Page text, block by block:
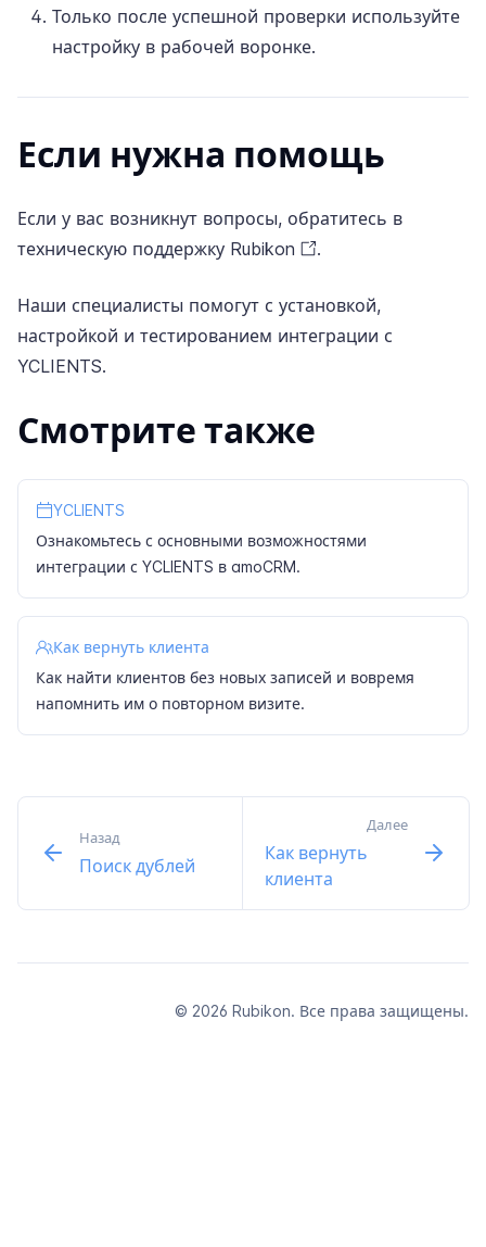
Только после успешной проверки используйте
настройку в рабочей воронке.
Если нужна помощь
Если у вас возникнут вопросы, обратитесь в
техническую поддержку Rubikon
.
Наши специалисты помогут с установкой,
настройкой и тестированием интеграции с
YCLIENTS.
Смотрите также
YCLIENTS
Ознакомьтесь с основными возможностями
интеграции с YCLIENTS в amoCRM.
Как вернуть клиента
Как найти клиентов без новых записей и вовремя
напомнить им о повторном визите.
Назад
Поиск дублей
Далее
Как вернуть
клиента
© 2026 Rubikon. Все права защищены.